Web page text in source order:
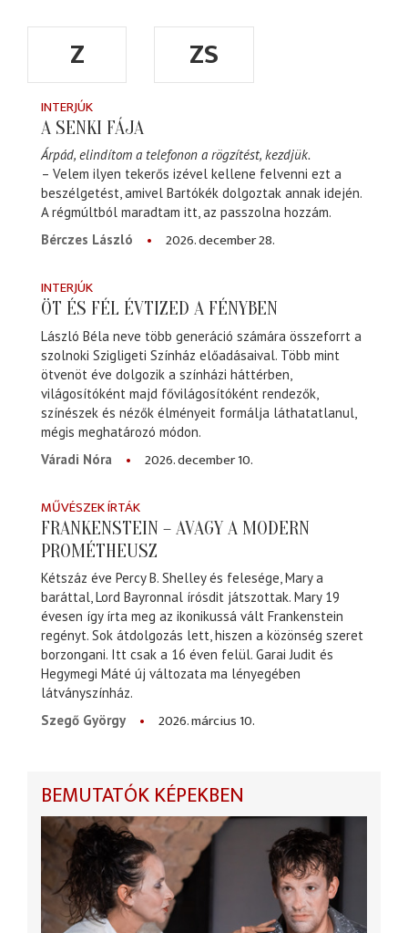
Z ZS
INTERJÚK
A SENKI FÁJA
Árpád, elindítom a telefonon a rögzítést, kezdjük.
– Velem ilyen tekerős izével kellene felvenni ezt a
beszélgetést, amivel Bartókék dolgoztak annak idején.
A régmúltból maradtam itt, az passzolna hozzám.
Bérczes László
2026. december 28.
INTERJÚK
ÖT ÉS FÉL ÉVTIZED A FÉNYBEN
László Béla neve több generáció számára összeforrt a
szolnoki Szigligeti Színház előadásaival. Több mint
ötvenöt éve dolgozik a színházi háttérben,
világosítóként majd fővilágosítóként rendezők,
színészek és nézők élményeit formálja láthatatlanul,
mégis meghatározó módon.
Váradi Nóra
2026. december 10.
MŰVÉSZEK ÍRTÁK
FRANKENSTEIN – AVAGY A MODERN
PROMÉTHEUSZ
Kétszáz éve Percy B. Shelley és felesége, Mary a
baráttal, Lord Bayronnal írósdit játszottak. Mary 19
évesen így írta meg az ikonikussá vált Frankenstein
regényt. Sok átdolgozás lett, hiszen a közönség szeret
borzongani. Itt csak a 16 éven felül. Garai Judit és
Hegymegi Máté új változata ma lényegében
látványszínház.
Szegő György
2026. március 10.
BEMUTATÓK KÉPEKBEN